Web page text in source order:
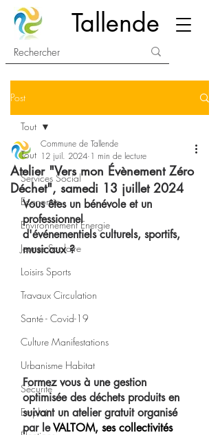
Tallende
Post
Tout
Services Social
Economie
Environnement Energie
Jeunes Scolaire
Loisirs Sports
Travaux Circulation
Santé - Covid-19
Culture Manifestations
Urbanisme Habitat
Sécurité
Emploi
Tout
Atelier "Vers mon Évènement Zéro
Déchet", samedi 13 juillet 2024
Commune de Tallende
12 juil. 2024 1 min de lecture
Vous êtes un bénévole et un
professionnel
d'événementiels culturels, sportifs,
musicaux ?
Formez vous à une gestion
optimisée des déchets produits en
suivant un atelier gratuit organisé
par le VALTOM, ses collectivités